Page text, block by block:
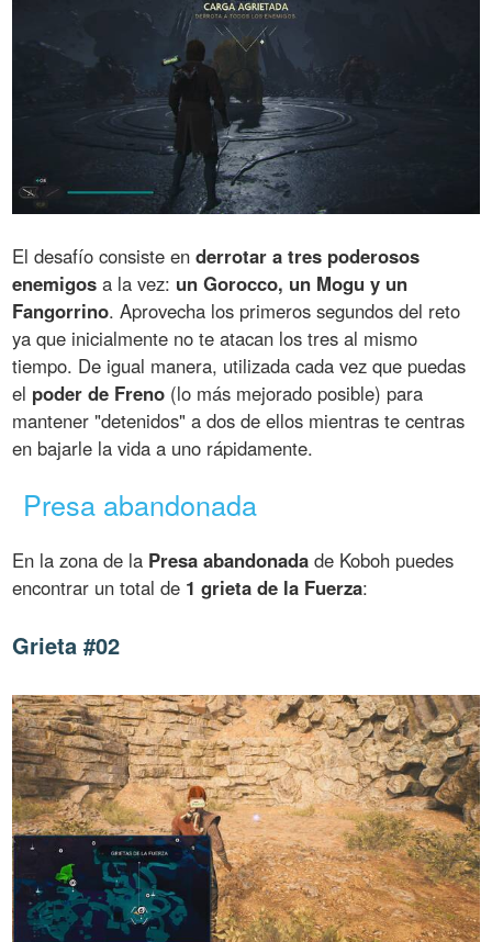
El desafío consiste enderrotar a tres poderosos
enemigos a la vez: un Gorocco, un Mogu y un
Fangorrino. Aprovecha los primeros segundos del reto
ya que inicialmente no te atacan los tres al mismo
tiempo. De igual manera, utilizada cada vez que puedas
el poder de Freno (lo más mejorado posible) para
mantener "detenidos" a dos de ellos mientras te centras
en bajarle la vida a uno rápidamente.
Presa abandonada
En la zona de la Presa abandonada de Koboh puedes
encontrar un total de 1 grieta de la Fuerza:
Grieta #02